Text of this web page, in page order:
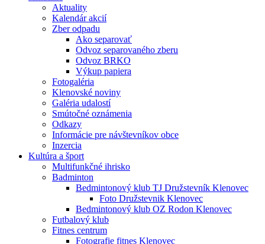
Aktuality
Kalendár akcií
Zber odpadu
Ako separovať
Odvoz separovaného zberu
Odvoz BRKO
Výkup papiera
Fotogaléria
Klenovské noviny
Galéria udalostí
Smútočné oznámenia
Odkazy
Informácie pre návštevníkov obce
Inzercia
Kultúra a šport
Multifunkčné ihrisko
Badminton
Bedmintonový klub TJ Družstevník Klenovec
Foto Družstevnik Klenovec
Bedmintonový klub OZ Rodon Klenovec
Futbalový klub
Fitnes centrum
Fotografie fitnes Klenovec